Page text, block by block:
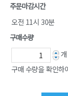
주문마감시간
오전 11시 30분
구매수량
개
구매 수량을 확인하